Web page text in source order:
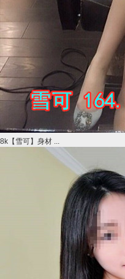
8k【雪可】身材 ...